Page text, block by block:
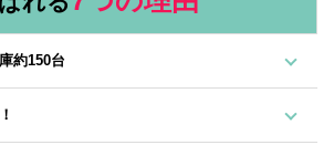
約150台